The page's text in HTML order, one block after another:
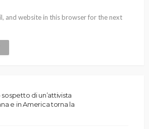
and website in this browser for the next
sospetto di un’attivista
e in America torna la